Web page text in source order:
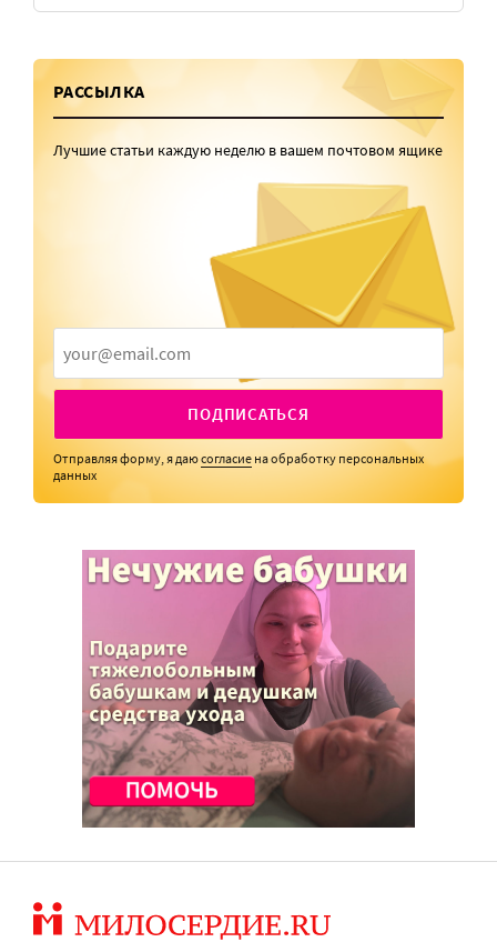
РАССЫЛКА
Лучшие статьи каждую неделю в вашем почтовом ящике
ПОДПИСАТЬСЯ
Отправляя форму, я даюсогласие на обработку персональных
данных